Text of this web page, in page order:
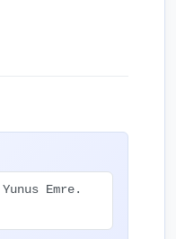
Emre.